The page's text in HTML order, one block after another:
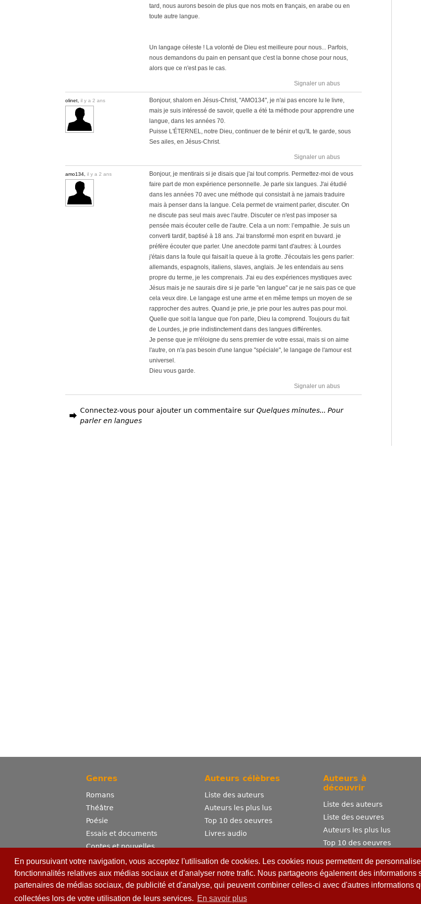
En poursuivant votre navigation, vous acceptez l'utilisation de cookies. Les cookies nous permettent de
fonctionnalités relatives aux médias sociaux et d'analyser notre trafic. Nous partageons également des informations
partenaires de médias sociaux, de publicité et d'analyse, qui peuvent combiner celles-ci avec d'autres informations
collectées lors de votre utilisation de leurs services. En savoir plus
tard, nous aurons besoin de plus que nos mots en français, en arabe ou en
toute autre langue.
Un langage céleste ! La volonté de Dieu est meilleure pour nous... Parfois,
nous demandons du pain en pensant que c'est la bonne chose pour nous,
alors que ce n'est pas le cas.
Signaler un abus
olinet, il y a 2 ans
Bonjour, shalom en Jésus-Christ, "AMO134", je n'ai pas encore lu le livre,
mais je suis intéressé de savoir, quelle a été ta méthode pour apprendre une
langue, dans les années 70.
Puisse L'ÉTERNEL, notre Dieu, continuer de te bénir et qu'IL te garde, sous
Ses ailes, en Jésus-Christ.
Signaler un abus
amo134, il y a 2 ans
Bonjour, je mentirais si je disais que j'ai tout compris. Permettez-moi de vous
faire part de mon expérience personnelle. Je parle six langues. J'ai étudié
dans les années 70 avec une méthode qui consistait à ne jamais traduire
mais à penser dans la langue. Cela permet de vraiment parler, discuter. On
ne discute pas seul mais avec l'autre. Discuter ce n'est pas imposer sa
pensée mais écouter celle de l'autre. Cela a un nom: l’empathie. Je suis un
converti tardif, baptisé à 18 ans. J'ai transformé mon esprit en buvard. je
préfère écouter que parler. Une anecdote parmi tant d'autres: à Lourdes
j'étais dans la foule qui faisait la queue à la grotte. J'écoutais les gens parler:
allemands, espagnols, italiens, slaves, anglais. Je les entendais au sens
propre du terme, je les comprenais. J'ai eu des expériences mystiques avec
Jésus mais je ne saurais dire si je parle "en langue" car je ne sais pas ce que
cela veux dire. Le langage est une arme et en même temps un moyen de se
rapprocher des autres. Quand je prie, je prie pour les autres pas pour moi.
Quelle que soit la langue que l'on parle, Dieu la comprend. Toujours du fait
de Lourdes, je prie indistinctement dans des langues différentes.
Je pense que je m'éloigne du sens premier de votre essai, mais si on aime
l'autre, on n'a pas besoin d'une langue "spéciale", le langage de l'amour est
universel.
Dieu vous garde.
Signaler un abus
Connectez-vous pour ajouter un commentaire sur Quelques minutes... Pour
parler en langues
Genres
Romans
Théâtre
Poésie
Essais et documents
Contes et nouvelles
Dictionnaire
Sciences
Bandes dessinées
Erotisme
Auteurs célèbres
Liste des auteurs
Auteurs les plus lus
Top 10 des oeuvres
Livres audio
Auteurs à
découvrir
Liste des auteurs
Liste des oeuvres
Auteurs les plus lus
Top 10 des oeuvres